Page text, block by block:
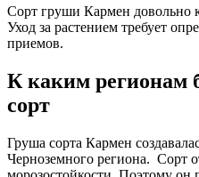
Сорт груши Кармен довольно
Уход за растением требует
приемов.
К каким регионам
сорт
Груша сорта Кармен
Черноземного региона. Сорт